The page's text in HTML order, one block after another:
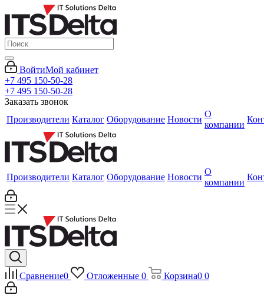
ВойтиМой кабинет
+7 495 150-50-28
+7 495 150-50-28
Заказать звонок
Производители Каталог Оборудование Новости
О
компании
Производители Каталог Оборудование Новости
О
компании
Сравнение0 Отложенные 0 Корзина0 0